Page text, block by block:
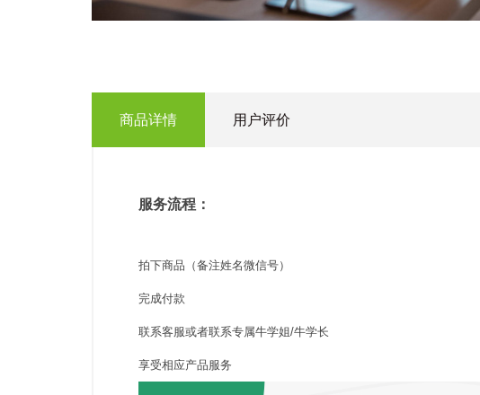
商品详情 用户评价
服务流程：
拍下商品（备注姓名微信号）
完成付款
联系客服或者联系专属牛学姐/牛学长
享受相应产品服务